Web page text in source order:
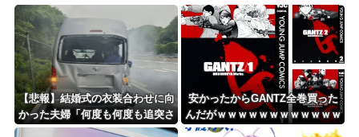
【悲報】結婚式の衣装合わせに向
かった夫婦「何度も何度も追突さ
れ…何が目的か本当に理解できな
安かったからGANTZ全巻買った
んだがｗｗｗｗｗｗｗｗｗｗｗｗ
ｗ